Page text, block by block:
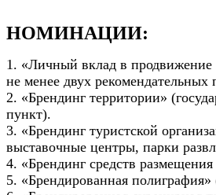
НОМИНАЦИИ:
1. «Личный вклад в продвижение
не менее двух рекомендательных
2. «Брендинг территории»
пункт).
3. «Брендинг туристской
выставочные центры, парки
4. «Брендинг средств
5. «Брендированная